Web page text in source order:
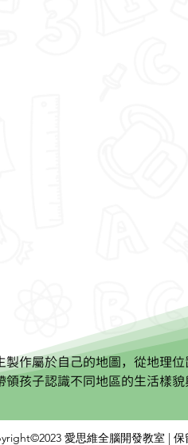
作屬於自己的地圖，從地理
孩子認識不同地區的生活樣
愛思維全腦開發教室 | 保